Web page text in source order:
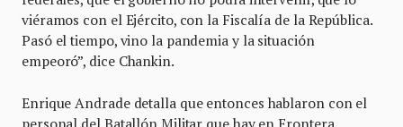
viéramos con el Ejército, con la Fiscalía de la República.
Pasó el tiempo, vino la pandemia y la situación
empeoró”, dice Chankin.
Enrique Andrade detalla que entonces hablaron con el